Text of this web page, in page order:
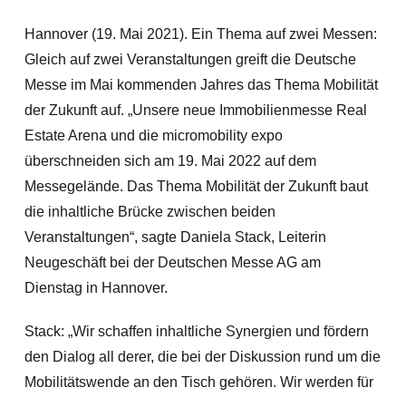
Hannover (19. Mai 2021). Ein Thema auf zwei Messen:
Gleich auf zwei Veranstaltungen greift die Deutsche
Messe im Mai kommenden Jahres das Thema Mobilität
der Zukunft auf. „Unsere neue Immobilienmesse Real
Estate Arena und die micromobility expo
überschneiden sich am 19. Mai 2022 auf dem
Messegelände. Das Thema Mobilität der Zukunft baut
die inhaltliche Brücke zwischen beiden
Veranstaltungen“, sagte Daniela Stack, Leiterin
Neugeschäft bei der Deutschen Messe AG am
Dienstag in Hannover.
Stack: „Wir schaffen inhaltliche Synergien und fördern
den Dialog all derer, die bei der Diskussion rund um die
Mobilitätswende an den Tisch gehören. Wir werden für